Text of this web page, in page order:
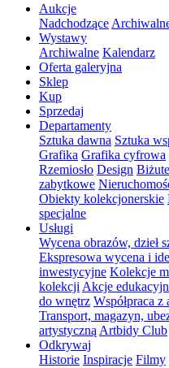
Aukcje
Nadchodzące
Wystawy
Archiwalne Kalendarz
Oferta galeryjna
Sklep
Kup
Sprzedaj
Departamenty
Sztuka dawna Sztuka
Grafika Grafika cyfrowa
Rzemiosło Design
zabytkowe
Obiekty kolekcjonerskie
specjalne
Usługi
Wycena obrazów, dzieł
Ekspresowa wycena i
inwestycyjne Kolekcje
kolekcji Akcje
do wnętrz Współpraca z
Transport, magazyn,
artystyczną Artbidy Club
Odkrywaj
Historie Inspiracje Filmy